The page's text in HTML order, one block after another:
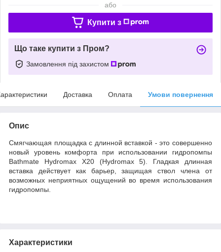
або
Купити з
Що таке купити з Пром?
Замовлення під захистом
Доставка Оплата Умови повернення
Опис
Смягчающая площадка с длинной вставкой - это совершенно
новый уровень комфорта при использовании гидропомпы
Bathmate Hydromax X20 (Hydromax 5). Гладкая длинная
вставка действует как барьер, защищая ствол члена от
возможных неприятных ощущений во время использования
гидропомпы.
Характеристики